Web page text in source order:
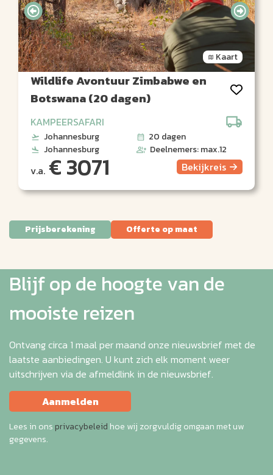
Kaart
Wildlife Avontuur Zimbabwe en
Botswana (20 dagen)
KAMPEERSAFARI
Johannesburg
20 dagen
Johannesburg
Deelnemers: max.12
v.a. € 3071 Bekijkreis
Prijsberekening Offerte op maat
Blijf op de hoogte van de
mooiste reizen
Ontvang circa 1 maal per maand onze nieuwsbrief met de
laatste aanbiedingen. U kunt zich elk moment weer
uitschrijven via de afmeldlink in de nieuwsbrief.
Aanmelden
Lees in ons privacybeleid hoe wij zorgvuldig omgaan met uw
gegevens.